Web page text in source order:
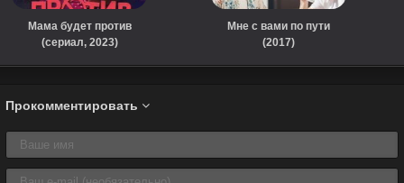
Мама будет против
(сериал, 2023)
Мне с вами по пути
(2017)
Прокомментировать